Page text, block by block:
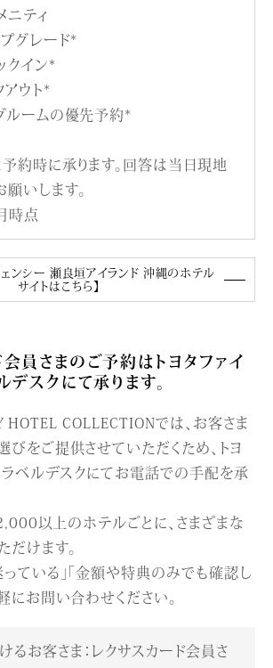
ニティ
グレード*
クイン*
アウト*
ルームの優先予約*
約時に承ります。回答は当日現地
いします。
時点
ェンシー 瀬良垣アイランド 沖縄のホテル
サイトはこちら】
員さまのご予約はトヨタファイ
スクにて承ります。
COLLECTIONでは、お客さま
をご提供させていただくため、トヨ
ラベルデスクにてお電話での手配を承
以上のホテルごとに、さまざまな
けます。
ている」「金額や特典のみでも確認し
にお問い合わせください。
るお客さま：レクサスカード会員さ